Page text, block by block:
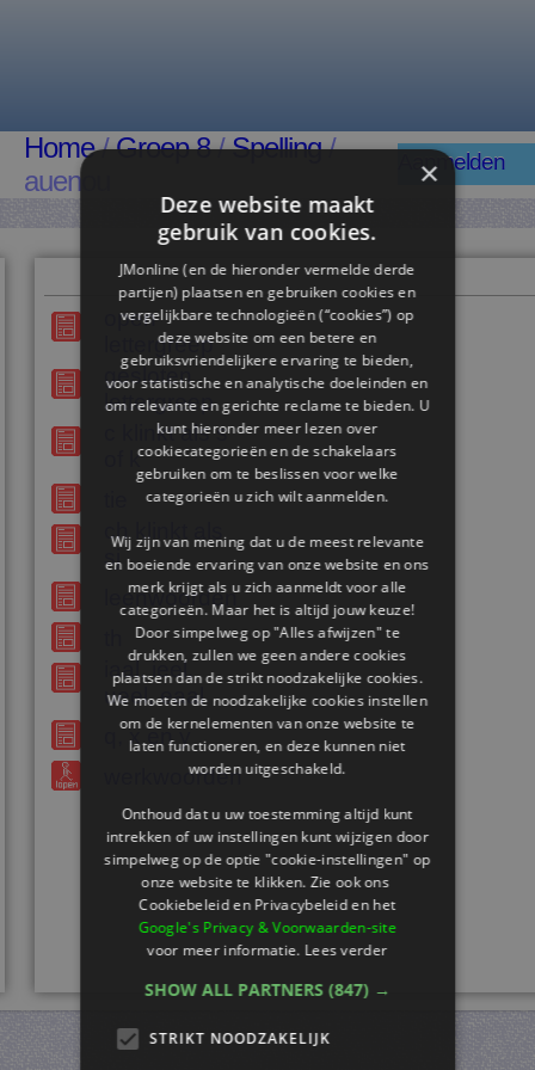
Home/Groep 8/Spelling/
auenou
Aanmelden
open
lettergreep
gesloten
lettergreep
c klinkt als s
of k
ch klinkt als
sj
leenwoorden
iaal, ieel,
ueel, eaal
q, x en y
werkwoorden
×
Deze website maakt
gebruik van cookies.
JMonline (en de hieronder vermelde derde
partijen) plaatsen en gebruiken cookies en
vergelijkbare technologieën (“cookies”) op
deze website om een ​​betere en
gebruiksvriendelijkere ervaring te bieden,
voor statistische en analytische doeleinden en
om relevante en gerichte reclame te bieden. U
kunt hieronder meer lezen over
cookiecategorieën en de schakelaars
gebruiken om te beslissen voor welke
categorieën u zich wilt aanmelden.
Wij zijn van mening dat u de meest relevante
en boeiende ervaring van onze website en ons
merk krijgt als u zich aanmeldt voor alle
categorieën. Maar het is altijd jouw keuze!
Door simpelweg op "Alles afwijzen" te
drukken, zullen we geen andere cookies
plaatsen dan de strikt noodzakelijke cookies.
We moeten de noodzakelijke cookies instellen
om de kernelementen van onze website te
laten functioneren, en deze kunnen niet
worden uitgeschakeld.
Onthoud dat u uw toestemming altijd kunt
intrekken of uw instellingen kunt wijzigen door
simpelweg op de optie "cookie-instellingen" op
onze website te klikken. Zie ook ons ​​
Cookiebeleid en Privacybeleid en het
Google's Privacy & Voorwaarden-site
voor meer informatie.Lees verder
SHOW ALL PARTNERS (847) →
STRIKT NOODZAKELIJK